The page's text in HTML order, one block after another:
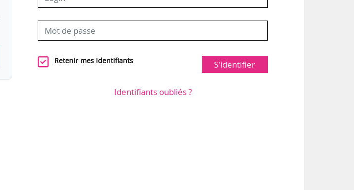
Retenir mes identifiants S'identifier
Identifiants oubliés ?